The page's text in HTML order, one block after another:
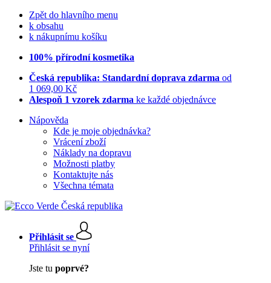
Zpět do hlavního menu
k obsahu
k nákupnímu košíku
100% přírodní kosmetika
Česká republika: Standardní doprava zdarma od
1 069,00 Kč
Alespoň 1 vzorek zdarma ke každé objednávce
Nápověda
Kde je moje objednávka?
Vrácení zboží
Náklady na dopravu
Možnosti platby
Kontaktujte nás
Všechna témata
Přihlásit se
Přihlásit se nyní
Jste tu poprvé?